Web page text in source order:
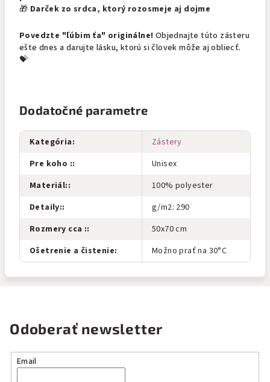
🎁 Darček zo srdca, ktorý rozosmeje aj dojme
Povedzte "ľúbim ťa" originálne! Objednajte túto zásteru
ešte dnes a darujte lásku, ktorú si človek môže aj obliecť.
💝
Dodatočné parametre
Kategória:
Zástery
Pre koho ::
Unisex
Materiál::
100% polyester
Detaily::
g/m2: 290
Rozmery cca ::
50x70 cm
Ošetrenie a čistenie: Možno prať na 30°C
Odoberať newsletter
Email